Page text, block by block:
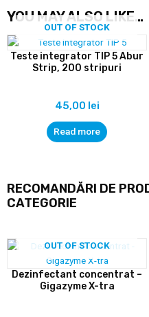
YOU MAY ALSO LIKE…
OUT OF STOCK
Teste integrator TIP 5 Abur
Strip, 200 stripuri
45,00 lei
Read more
RECOMANDĂRI DE
CATEGORIE
OUT OF STOCK
Dezinfectant concentrat –
Gigazyme X-tra